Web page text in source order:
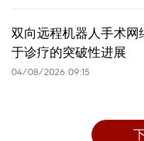
双向远程机器人手术网
于诊疗的突破性进展
04/08/2026 09:15